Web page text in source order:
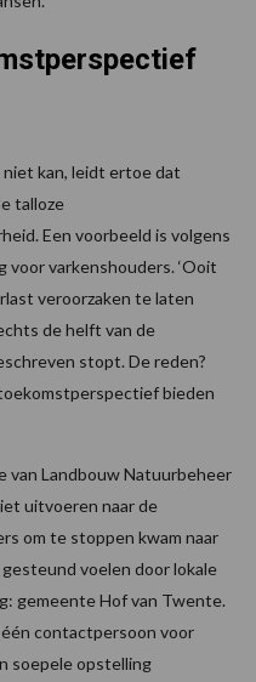
kan, leidt ertoe dat
talloze
Een voorbeeld is volgens
voor varkenshouders. ‘Ooit
veroorzaken te laten
de helft van de
stopt. De reden?
bieden
van Landbouw Natuurbeheer
uitvoeren naar de
om te stoppen kwam naar
voelen door lokale
gemeente Hof van Twente.
contactpersoon voor
soepele opstelling